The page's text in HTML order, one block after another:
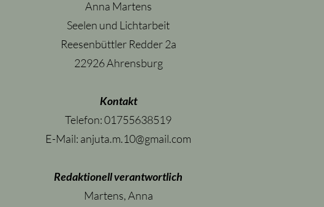
Anna Martens
Seelen und Lichtarbeit
Reesenbüttler Redder 2a
22926 Ahrensburg
Kontakt
Telefon: 01755638519
E-Mail: anjuta.m.10@gmail.com
Redaktionell verantwortlich
Martens, Anna